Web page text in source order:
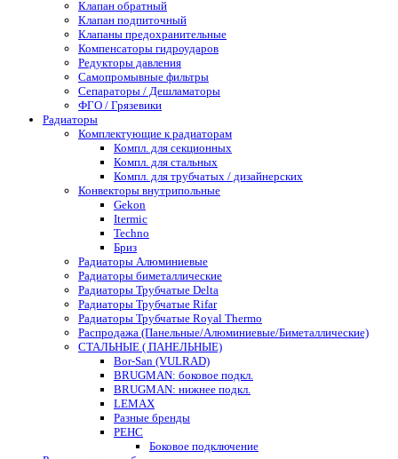
Клапан обратный
Клапан подпиточный
Клапаны предохранительные
Компенсаторы гидроударов
Редукторы давления
Самопромывные фильтры
Сепараторы / Дешламаторы
ФГО / Грязевики
Радиаторы
Комплектующие к радиаторам
Компл. для секционных
Компл. для стальных
Компл. для трубчатых / дизайнерских
Конвекторы внутрипольные
Gekon
Itermic
Techno
Бриз
Радиаторы Алюминиевые
Радиаторы биметаллические
Радиаторы Трубчатые Delta
Радиаторы Трубчатые Rifar
Радиаторы Трубчатые Royal Thermo
Распродажа (Панельные/Алюминиевые/Биметаллические)
СТАЛЬНЫЕ ( ПАНЕЛЬНЫЕ)
Bor-San (VULRAD)
BRUGMAN: боковое подкл.
BRUGMAN: нижнее подкл.
LEMAX
Разные бренды
РЕНС
Боковое подключение